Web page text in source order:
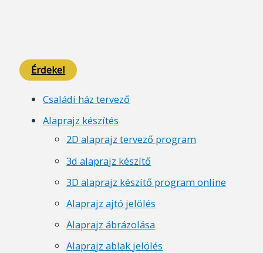
Érdekel
Családi ház tervező
Alaprajz készítés
2D alaprajz tervező program
3d alaprajz készítő
3D alaprajz készítő program online
Alaprajz ajtó jelölés
Alaprajz ábrázolása
Alaprajz ablak jelölés